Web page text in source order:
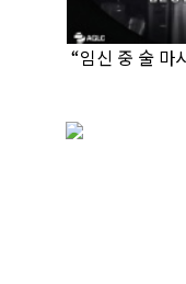
“임신 중 술 마